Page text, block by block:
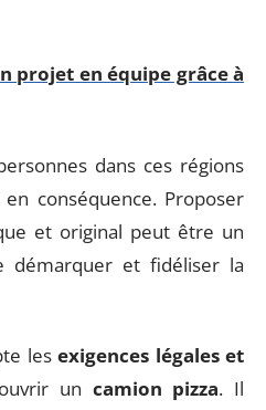
projet en équipe grâce à
dans ces régions
conséquence. Proposer
et original peut être un
démarquer et fidéliser la
les exigences légales et
un camion pizza. Il